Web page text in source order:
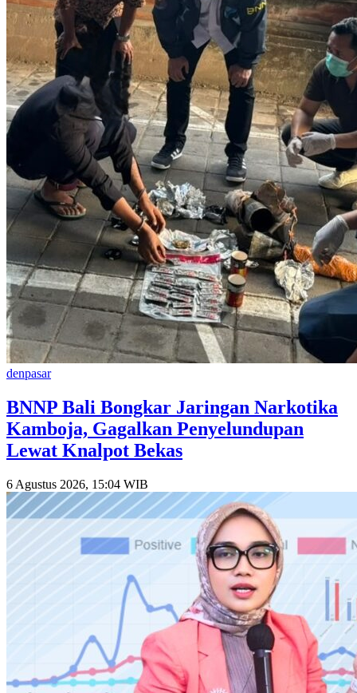
denpasar
BNNP Bali Bongkar Jaringan Narkotika
Kamboja, Gagalkan Penyelundupan
Lewat Knalpot Bekas
6 Agustus 2026, 15:04 WIB